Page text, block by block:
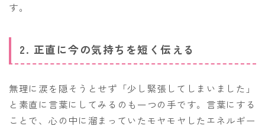
す。
2. 正直に今の気持ちを短く伝える
無理に涙を隠そうとせず「少し緊張してしまいました」
と素直に言葉にしてみるのも一つの手です。言葉にする
ことで、心の中に溜まっていたモヤモヤしたエネルギー